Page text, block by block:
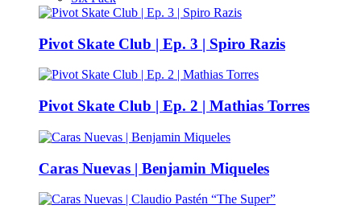
Pivot Skate Club | Ep. 3 | Spiro Razis
Pivot Skate Club | Ep. 2 | Mathias Torres
Caras Nuevas | Benjamin Miqueles